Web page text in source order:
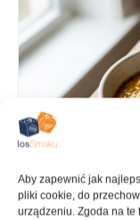
Aby zapewnić jak
pliki cookie, do
urządzeniu. Zgoda na